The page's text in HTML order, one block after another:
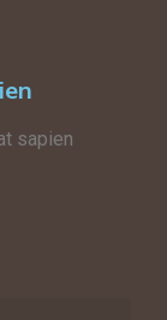
sapien